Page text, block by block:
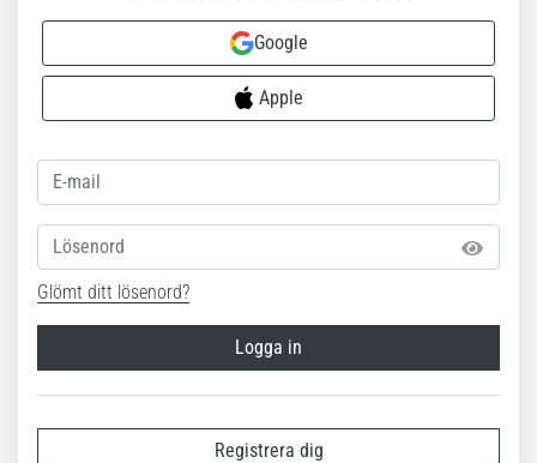
Google
Apple
Lösenord
Glömt ditt lösenord?
Logga in
Registrera dig